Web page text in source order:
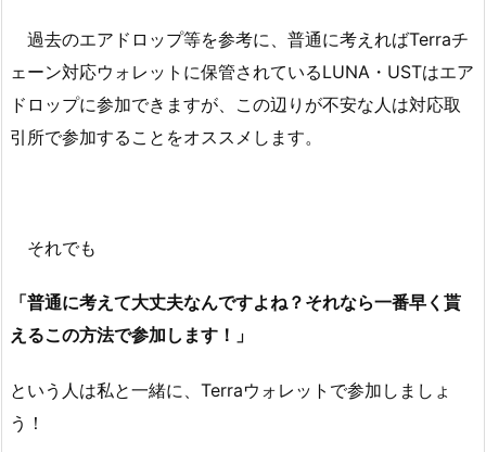
過去のエアドロップ等を参考に、普通に考えればTerraチ
ェーン対応ウォレットに保管されているLUNA・USTはエア
ドロップに参加できますが、この辺りが不安な人は対応取
引所で参加することをオススメします。
それでも
「普通に考えて大丈夫なんですよね？それなら一番早く貰
えるこの方法で参加します！」
という人は私と一緒に、Terraウォレットで参加しましょ
う！